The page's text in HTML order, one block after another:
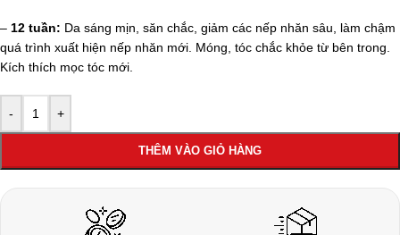
– 12 tuần: Da sáng mịn, săn chắc, giảm các nếp nhăn sâu, làm chậm
quá trình xuất hiện nếp nhăn mới. Móng, tóc chắc khỏe từ bên trong.
Kích thích mọc tóc mới.
- +
THÊM VÀO GIỎ HÀNG